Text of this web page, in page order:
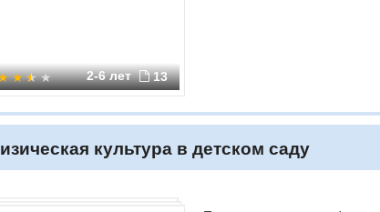
2-6 лет 13
культура в детском саду